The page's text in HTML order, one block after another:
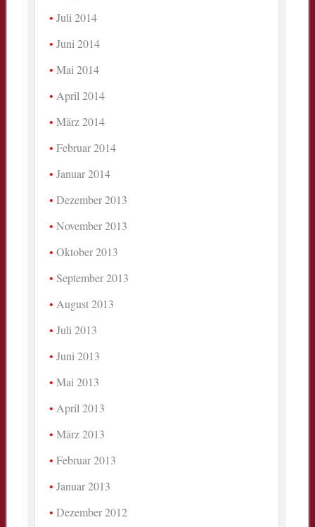
Juli 2014
Juni 2014
Mai 2014
April 2014
März 2014
Februar 2014
Januar 2014
Dezember 2013
November 2013
Oktober 2013
September 2013
August 2013
Juli 2013
Juni 2013
Mai 2013
April 2013
März 2013
Februar 2013
Januar 2013
Dezember 2012